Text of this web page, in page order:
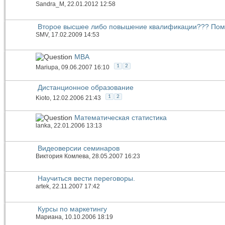
Sandra_M , 22.01.2012 12:58
Второе высшее либо повышение квалификации???
SMV, 17.02.2009 14:53
МВА
Mariupa, 09.06.2007 16:10 1 2
Дистанционное образование
Kioto , 12.02.2006 21:43 1 2
Математическая статистика
lanka, 22.01.2006 13:13
Видеоверсии семинаров
Виктория Комлева , 28.05.2007 16:23
Научиться вести переговоры.
artek, 22.11.2007 17:42
Курсы по маркетингу
Мариана , 10.10.2006 18:19